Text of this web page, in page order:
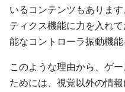
いるコンテンツもありま
ティクス機能に力を入れ
能なコントローラ振動機能
このような理由から、ゲ
ためには、視覚以外の情